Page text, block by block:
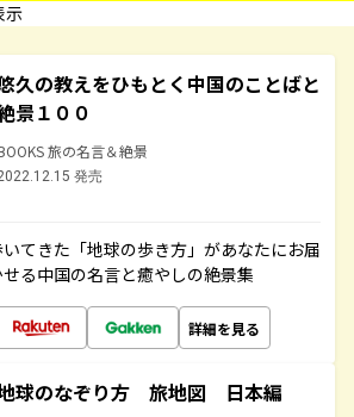
示
久の教えをひもとく中国のことばと
景１００
旅の名言＆絶景
発売
てきた「地球の歩き方」があなたにお届
る中国の名言と癒やしの絶景集
詳細を見る
球のなぞり方 旅地図 日本編